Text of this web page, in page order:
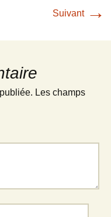
Suivant →
Les champs